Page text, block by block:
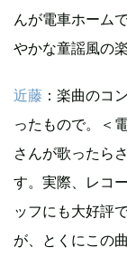
んが電車ホーム
やかな童謡風の
近藤 ：楽曲のコ
ったもので。＜
さんが歌ったら
す。実際、レコ
ッフにも大好評
が、とくにこの